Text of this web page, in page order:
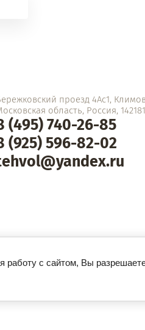
проезд 4Ас1,
область, Россия, 142181
(495) 740-26-85
(925) 596-82-02
с сайтом, Вы